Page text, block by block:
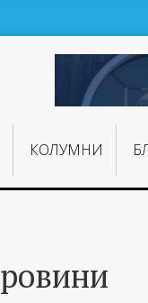
КОЛУМНИ